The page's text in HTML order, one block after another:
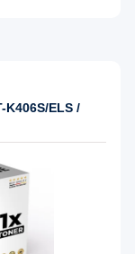
K406S/ELS /